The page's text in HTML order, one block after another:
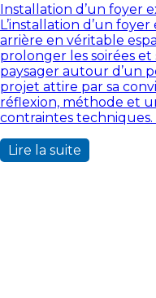
Installation d’un foyer
L’installation d’un
arrière en véritable
prolonger les soirées
paysager autour d’un
projet attire par sa
réflexion, méthode et
contraintes techniques.
Lire la suite